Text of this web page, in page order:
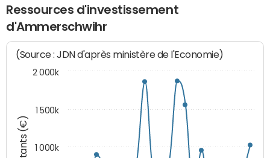
Ressources d'investissement
d'Ammerschwihr
(Source : JDN d'après ministère de l'Economie)
1 000k
1 500k
2 000k